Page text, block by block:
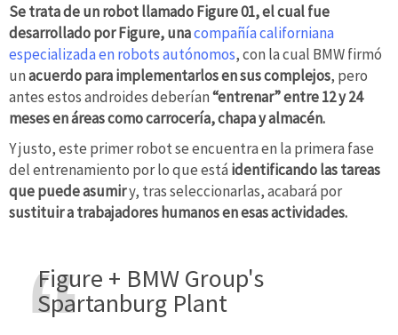
Se trata de un robot llamado Figure 01, el cual fue
desarrollado por Figure, unacompañía californiana
especializada en robots autónomos, con la cual BMW firmó
unacuerdo para implementarlos en sus complejos, pero
antes estos androides deberían“entrenar” entre 12 y 24
meses en áreas como carrocería, chapa y almacén.
Y justo, este primer robot se encuentra en la primera fase
del entrenamiento por lo que está identificando las tareas
que puede asumiry, tras seleccionarlas, acabará por
sustituir a trabajadores humanos en esas actividades.
Figure + BMW Group's
Spartanburg Plant